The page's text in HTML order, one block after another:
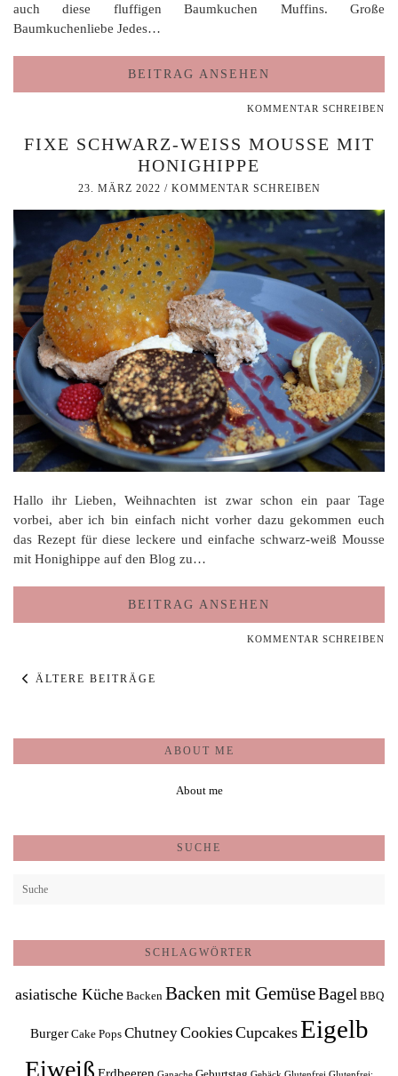
auch diese fluffigen Baumkuchen Muffins. Große
Baumkuchenliebe Jedes…
BEITRAG ANSEHEN
KOMMENTAR SCHREIBEN
FIXE SCHWARZ-WEISS MOUSSE MIT H
ONIGHIPPE
23. MÄRZ 2022 / KOMMENTAR SCHREIBEN
Hallo ihr Lieben, Weihnachten ist zwar schon ein paar Tage
vorbei, aber ich bin einfach nicht vorher dazu gekommen euch
das Rezept für diese leckere und einfache schwarz-weiß Mousse
mit Honighippe auf den Blog zu…
BEITRAG ANSEHEN
KOMMENTAR SCHREIBEN
ÄLTERE BEITRÄGE
ABOUT ME
About me
SUCHE
SCHLAGWÖRTER
asiatische Küche Backen Backen mit GemüseBagel BBQ
Burger Cake Pops ChutneyCookiesCupcakesEigelb
Eiweiß